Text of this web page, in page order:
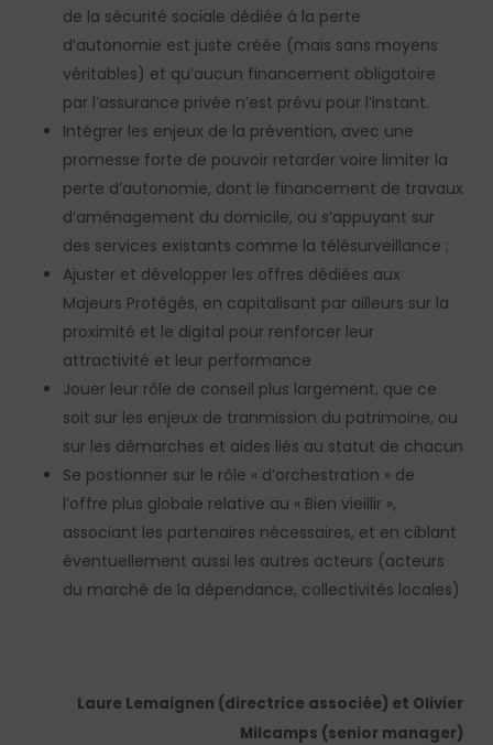
de la sécurité sociale dédiée à la perte
d’autonomie est juste créée (mais sans moyens
véritables) et qu’aucun financement obligatoire
par l’assurance privée n’est prévu pour l’instant.
Intégrer les enjeux de la prévention, avec une
promesse forte de pouvoir retarder voire limiter la
perte d’autonomie, dont le financement de travaux
d’aménagement du domicile, ou s’appuyant sur
des services existants comme la télésurveillance ;
Ajuster et développer les offres dédiées aux
Majeurs Protégés, en capitalisant par ailleurs sur la
proximité et le digital pour renforcer leur
attractivité et leur performance
Jouer leur rôle de conseil plus largement, que ce
soit sur les enjeux de tranmission du patrimoine, ou
sur les démarches et aides liés au statut de chacun
Se postionner sur le rôle « d’orchestration » de
l’offre plus globale relative au « Bien vieillir »,
associant les partenaires nécessaires, et en ciblant
éventuellement aussi les autres acteurs (acteurs
du marché de la dépendance, collectivités locales)
Laure Lemaignen (directrice associée) et Olivier
Milcamps (senior manager)